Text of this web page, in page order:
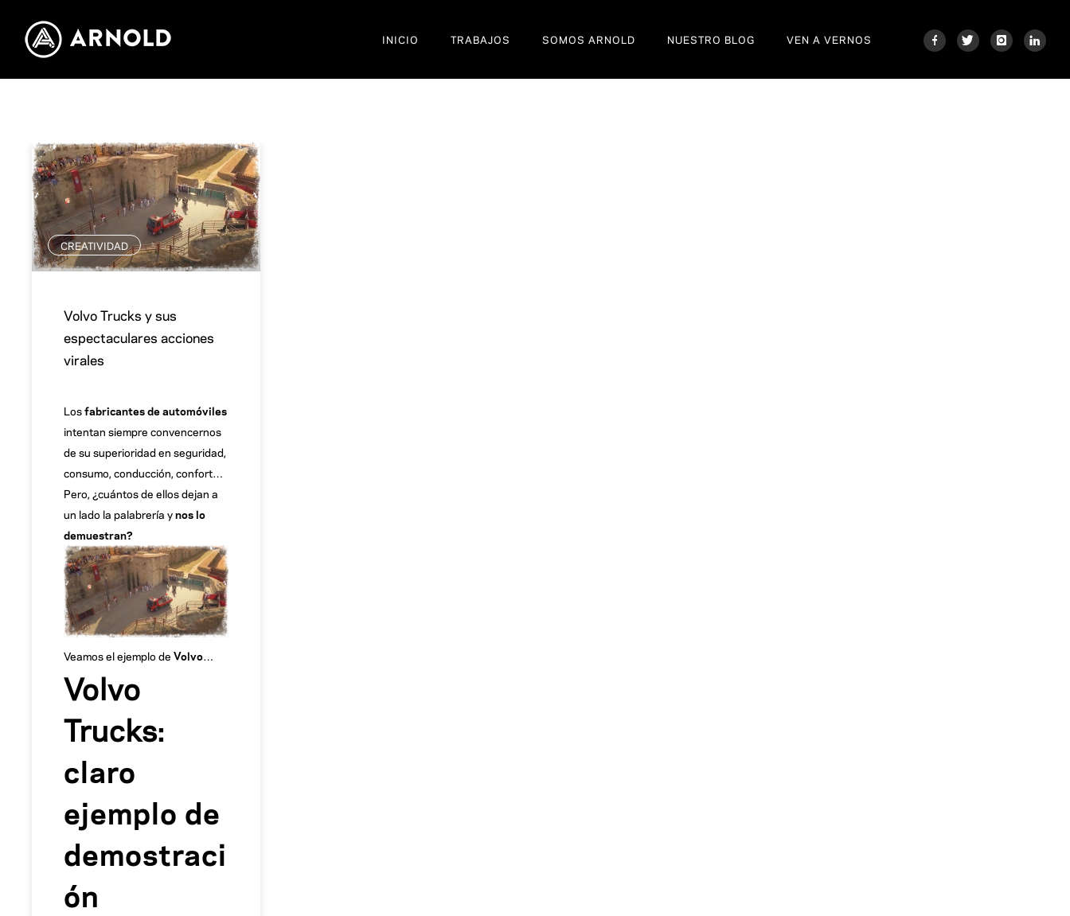
INICIO TRABAJOS SOMOS ARNOLD NUESTRO BLOG VEN A VERNOS
CREATIVIDAD
Volvo Trucks y sus
espectaculares acciones
virales
Losfabricantes de automóviles
intentan siempre convencernos
de su superioridad en seguridad,
consumo, conducción, confort…
Pero, ¿cuántos de ellos dejan a
un lado la palabrería ynos lo
demuestran?
Veamos el ejemplo de Volvo…
Volvo
Trucks:
claro
ejemplo de
demostraci
ón